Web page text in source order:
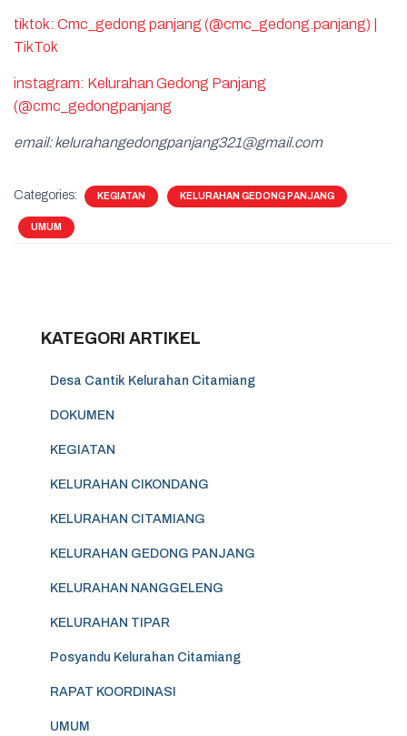
tiktok: Cmc_gedong panjang (@cmc_gedong.panjang) |
TikTok
instagram: Kelurahan Gedong Panjang
(@cmc_gedongpanjang
email: kelurahangedongpanjang321@gmail.com
Categories: KEGIATAN KELURAHAN GEDONG PANJANG
UMUM
KATEGORI ARTIKEL
Desa Cantik Kelurahan Citamiang
DOKUMEN
KEGIATAN
KELURAHAN CIKONDANG
KELURAHAN CITAMIANG
KELURAHAN GEDONG PANJANG
KELURAHAN NANGGELENG
KELURAHAN TIPAR
Posyandu Kelurahan Citamiang
RAPAT KOORDINASI
UMUM